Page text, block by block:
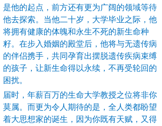
是他的起点，前方还有更为广阔的领域等待
他去探索。当他二十岁，大学毕业之际，他
将拥有健康的体魄和永生不死的新生命种
籽。在步入婚姻的殿堂后，他将与无遗传病
的伴侣携手，共同孕育出摆脱遗传疾病束缚
的孩子，让新生命得以永续，不再受轮回的
困扰。
届时，年薪百万的生命大学教授之位将非你
莫属。而更为令人期待的是，全人类都盼望
着大思想家的诞生，因为你既有天赋，又得